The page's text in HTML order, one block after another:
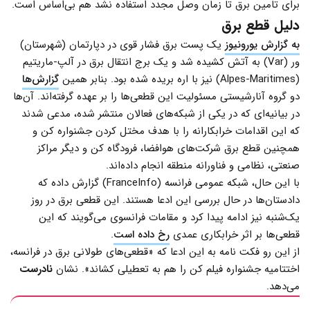
برای تامین برق تا زمان وصل مجدد استفاده نشد هم بی‌اساس است.
دلیل قطع برق
به گزارش یورونیوز یک پست برق فشار قوی در دپارتمان (شهرستان)
ور (Var) به آتش کشیده شد و یک برج انتقال برق در آلپ-ماریتیم
(Alpes-Maritimes) نیز با اره بریده شده بود. بنابر همین
گزارش‌ها
دو گروه آنارشیستی مسئولیت این قطعی‌ها را بر عهده گرفته‌اند. آن‌ها
در بیانیه‌ای که در یکی از شبکه‌های فعالان منتشر شده، مدعی شدند
که این اقدامات خرابکارانه را با هدف مختل کردن جشنواره کن و
همچنین قطع برق شرکت‌های هوافضا، فرودگاه کن و دیگر مراکز
صنعتی، نظامی و فناورانه منطقه انجام داده‌اند.
با این حال، شبکه عمومی فرانسه (FranceInfo) گزارش داده که
دادستان‌ها در حال بررسی این ادعا هستند. این قطعی برق در روز
یک‌شنبه نیز ادامه پیدا کرد و مقامات فرانسوی می‌گویند که این
قطعی‌ها بر اثر خرابکاری عمدی رخ داده است.
از این رو فکت نامه به این ادعا که «قطعی‌های طولانی برق در فرانسه،
اختتامیه جشنواره فیلم کن را هم به تعطیلی کشاند». نشان نادرست
می‌دهد.